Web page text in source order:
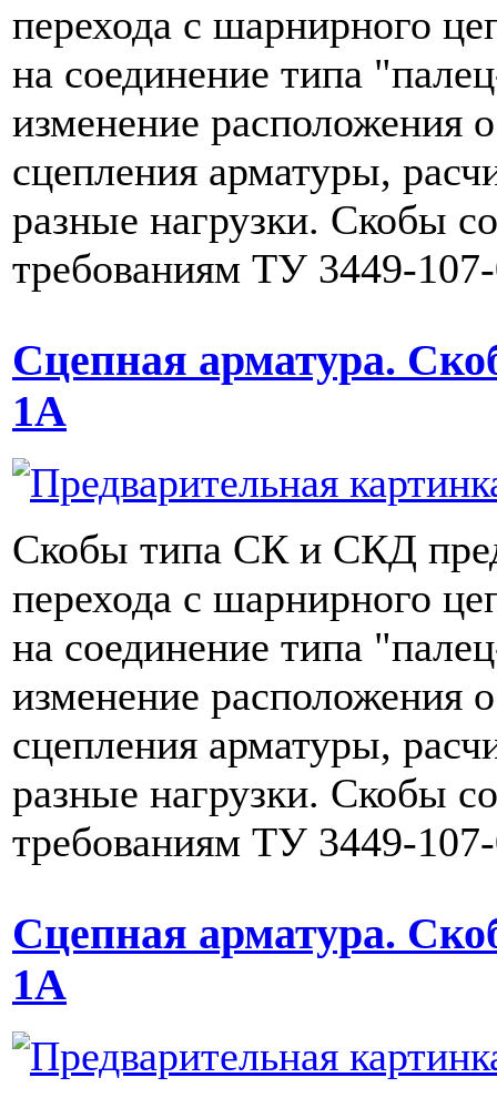
перехода с шарнирного
на соединение типа
изменение расположения
сцепления арматуры,
разные нагрузки. Скобы
требованиям ТУ 3449-
Сцепная арматура.
1А
Скобы типа СК и СКД
перехода с шарнирного
на соединение типа
изменение расположения
сцепления арматуры,
разные нагрузки. Скобы
требованиям ТУ 3449-
Сцепная арматура.
1А